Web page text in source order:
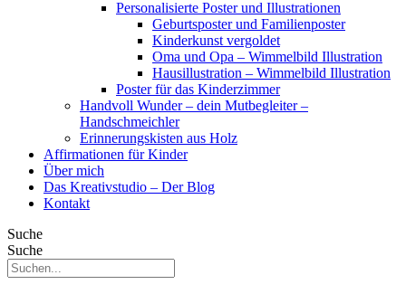
Personalisierte Poster und Illustrationen
Geburtsposter und Familienposter
Kinderkunst vergoldet
Oma und Opa – Wimmelbild Illustration
Hausillustration – Wimmelbild Illustration
Poster für das Kinderzimmer
Handvoll Wunder – dein Mutbegleiter –
Handschmeichler
Erinnerungskisten aus Holz
Affirmationen für Kinder
Über mich
Das Kreativstudio – Der Blog
Kontakt
Suche
Suche